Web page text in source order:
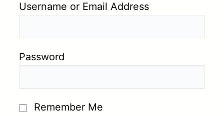
Username or Email Address
Password
Remember Me